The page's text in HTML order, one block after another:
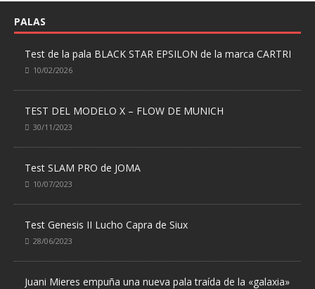
PALAS
Test de la pala BLACK STAR EPSILON de la marca CARTRI
10/02/2026
TEST DEL MODELO X – FLOW DE MUNICH
30/11/2023
Test SLAM PRO de JOMA
10/07/2023
Test Genesis II Lucho Capra de Siux
28/06/2023
Juani Mieres empuña una nueva pala traída de la «galaxia»